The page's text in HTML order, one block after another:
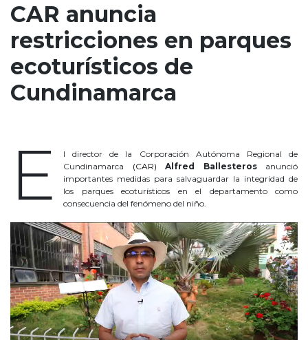
CAR anuncia
restricciones en parques
ecoturísticos de
Cundinamarca
E
l director de la Corporación Autónoma Regional de
Cundinamarca (CAR) Alfred Ballesterosanunció
importantes medidas para salvaguardar la integridad de
los parques ecoturísticos en el departamento como
consecuencia del fenómeno del niño.